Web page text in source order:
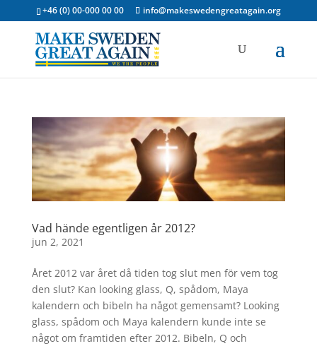
+46 (0) 00-000 00 00 info@makeswedengreatagain.org
Vad hände egentligen år 2012?
jun 2, 2021
Året 2012 var året då tiden tog slut men för vem tog
den slut? Kan looking glass, Q, spådom, Maya
kalendern och bibeln ha något gemensamt? Looking
glass, spådom och Maya kalendern kunde inte se
något om framtiden efter 2012. Bibeln, Q och